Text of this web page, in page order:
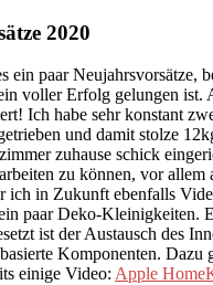
2020
ein paar Neujahrsvorsätze,
voller Erfolg gelungen ist.
Ich habe sehr konstant
und damit stolze
zuhause schick
zu können, vor allem
ich in Zukunft ebenfalls
paar Deko-Kleinigkeiten.
ist der Austausch des
Komponenten. Dazu
einige Video: Apple